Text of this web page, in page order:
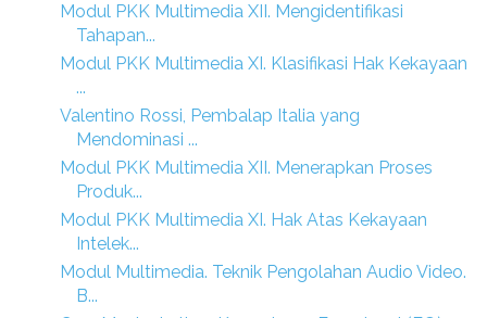
Modul PKK Multimedia XII. Mengidentifikasi
Tahapan...
Modul PKK Multimedia XI. Klasifikasi Hak Kekayaan
...
Valentino Rossi, Pembalap Italia yang
Mendominasi ...
Modul PKK Multimedia XII. Menerapkan Proses
Produk...
Modul PKK Multimedia XI. Hak Atas Kekayaan
Intelek...
Modul Multimedia. Teknik Pengolahan Audio Video.
B...